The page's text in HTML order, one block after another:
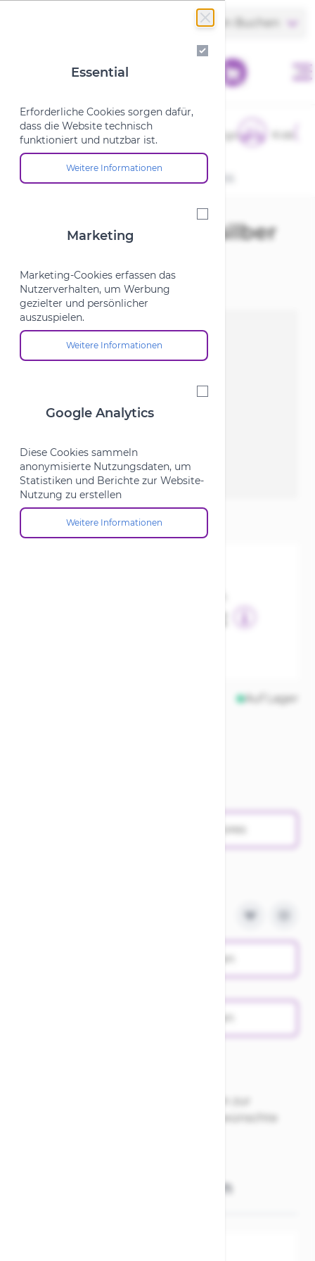
Termin Buchen
E-Bikes Fahrräder Cargo
Startseite XLC mini Glocke silber DD-M06
XLC mini Glocke silber
SKU
Auf Lager
Verfügbarkeit in den Stores
Probefahrt vereinbaren
Produktanfrage stellen
Nur Abholung möglich. Für Fragen zur
Verfügbarkeit vor Ort bitte die gewünschte
Weitere Informationen
Essential
Essential
Erforderliche Cookies sorgen dafür,
dass die Website technisch
funktioniert und nutzbar ist.
Weitere InformationenÜber die Cookie-Gruppe "Essential"
Marketing
Marketing
Marketing-Cookies erfassen das
Nutzerverhalten, um Werbung
gezielter und persönlicher
auszuspielen.
Weitere InformationenÜber die Cookie-Gruppe "Marketing"
Google Analytics
Google Analytics
Diese Cookies sammeln
anonymisierte Nutzungsdaten, um
Statistiken und Berichte zur Website-
Nutzung zu erstellen
Weitere InformationenÜber die Cookie-Gruppe "Google Analytics"